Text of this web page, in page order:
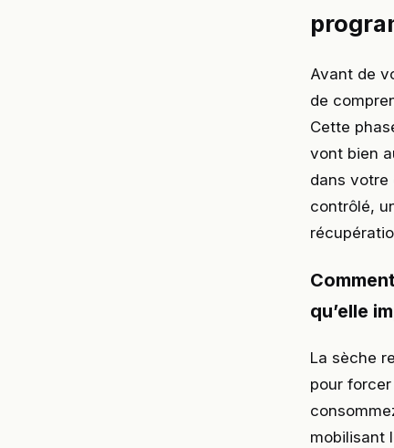
Avant de
de
Cette
vont bien
dans votre
contrôlé,
qu’elle
La sèche
pour
mobilisant